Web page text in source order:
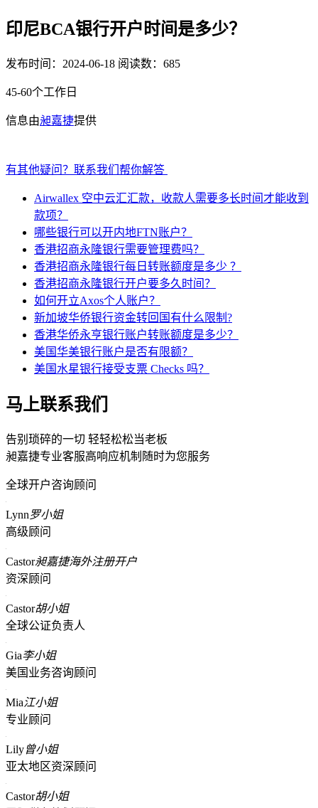
印尼BCA银行开户时间是多少？
发布时间：2024-06-18 阅读数：685
45-60个工作日
信息由昶嘉捷提供
有其他疑问？联系我们帮你解答
Airwallex 空中云汇汇款，收款人需要多长时间才能收到
款项？
哪些银行可以开内地FTN账户？
香港招商永隆银行需要管理费吗？
香港招商永隆银行每日转账额度是多少 ？
香港招商永隆银行开户要多久时间？
如何开立Axos个人账户？
新加坡华侨银行资金转回国有什么限制?
香港华侨永亨银行账户转账额度是多少？
美国华美银行账户是否有限额？
美国水星银行接受支票 Checks 吗？
马上联系我们
告别琐碎的一切 轻轻松松当老板
昶嘉捷专业客服高响应机制随时为您服务
全球开户咨询顾问
Lynn罗小姐
高级顾问
Castor昶嘉捷海外注册开户
资深顾问
Castor胡小姐
全球公证负责人
Gia李小姐
美国业务咨询顾问
Mia江小姐
专业顾问
Lily曾小姐
亚太地区资深顾问
Castor胡小姐